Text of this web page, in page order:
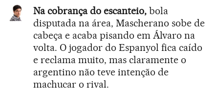
Na cobrança do escanteio, bola
disputada na área, Mascherano sobe de
cabeça e acaba pisando em Álvaro na
volta. O jogador do Espanyol fica caído
e reclama muito, mas claramente o
argentino não teve intenção de
machucar o rival.